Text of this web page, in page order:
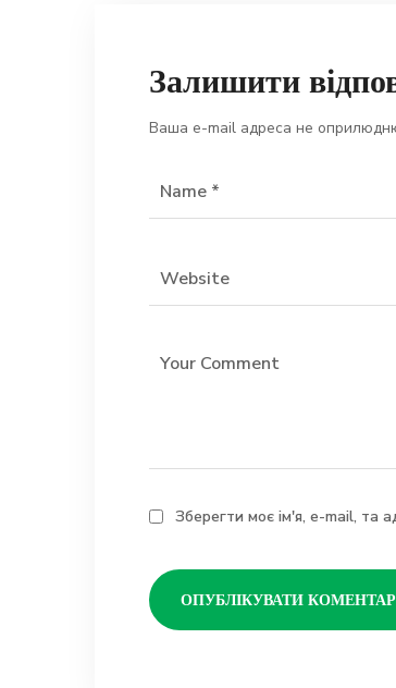
Залишити
Ваша e-mail адреса не
Зберегти моє ім'я, e-mail, та